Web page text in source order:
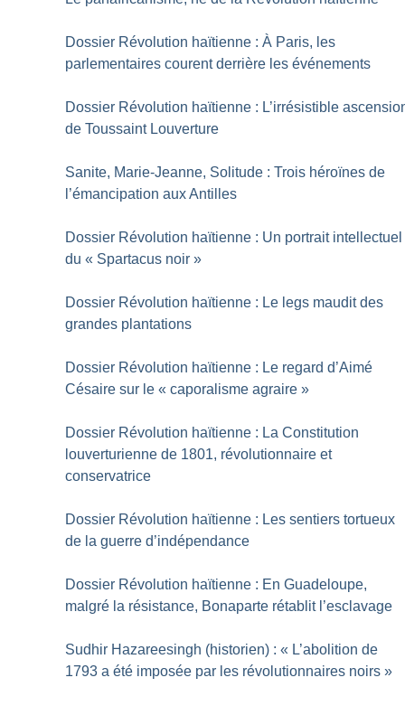
Dossier Révolution haïtienne : À Paris, les
parlementaires courent derrière les événements
Dossier Révolution haïtienne : L’irrésistible
de Toussaint Louverture
Sanite, Marie-Jeanne, Solitude : Trois héroïnes de
l’émancipation aux Antilles
Dossier Révolution haïtienne : Un portrait intellectuel
du « Spartacus noir »
Dossier Révolution haïtienne : Le legs maudit des
grandes plantations
Dossier Révolution haïtienne : Le regard d’Aimé
Césaire sur le « caporalisme agraire »
Dossier Révolution haïtienne : La Constitution
louverturienne de 1801, révolutionnaire et
conservatrice
Dossier Révolution haïtienne : Les sentiers tortueux
de la guerre d’indépendance
Dossier Révolution haïtienne : En Guadeloupe,
malgré la résistance, Bonaparte rétablit l’esclavage
Sudhir Hazareesingh (historien) : « L’abolition de
1793 a été imposée par les révolutionnaires noirs »